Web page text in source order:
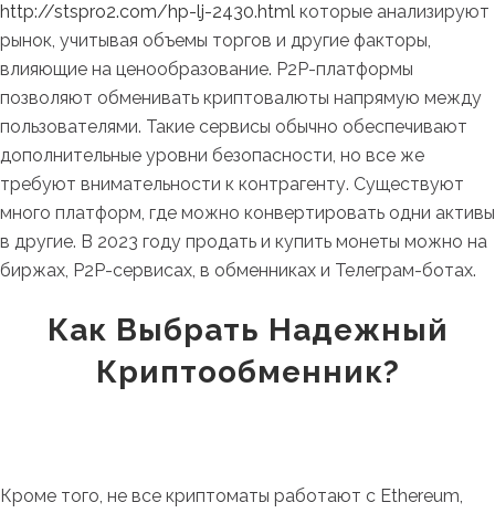
http://stspro2.com/hp-lj-2430.html которые анализируют
рынок, учитывая объемы торгов и другие факторы,
влияющие на ценообразование. P2P-платформы
позволяют обменивать криптовалюты напрямую между
пользователями. Такие сервисы обычно обеспечивают
дополнительные уровни безопасности, но все же
требуют внимательности к контрагенту. Существуют
много платформ, где можно конвертировать одни активы
в другие. В 2023 году продать и купить монеты можно на
биржах, P2P-сервисах, в обменниках и Телеграм-ботах.
Как Выбрать Надежный
Криптообменник?
Кроме того, не все криптоматы работают с Ethereum,